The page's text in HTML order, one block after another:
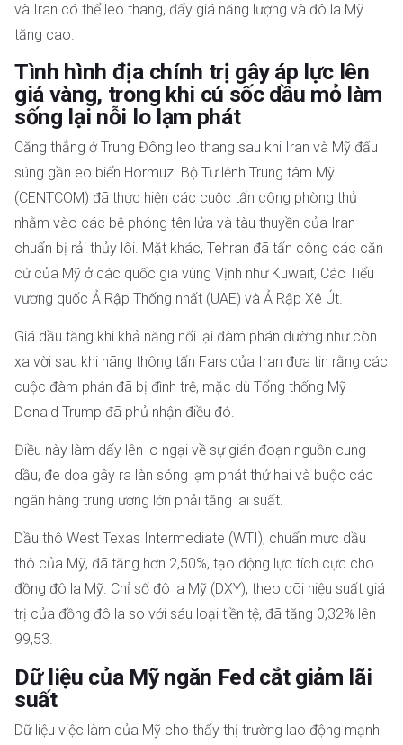
và Iran có thể leo thang, đẩy giá năng lượng và đô la Mỹ
tăng cao.
Tình hình địa chính trị gây áp lực lên
giá vàng, trong khi cú sốc dầu mỏ làm
sống lại nỗi lo lạm phát
Căng thẳng ở Trung Đông leo thang sau khi Iran và Mỹ đấu
súng gần eo biển Hormuz. Bộ Tư lệnh Trung tâm Mỹ
(CENTCOM) đã thực hiện các cuộc tấn công phòng thủ
nhằm vào các bệ phóng tên lửa và tàu thuyền của Iran
chuẩn bị rải thủy lôi. Mặt khác, Tehran đã tấn công các căn
cứ của Mỹ ở các quốc gia vùng Vịnh như Kuwait, Các Tiểu
vương quốc Ả Rập Thống nhất (UAE) và Ả Rập Xê Út.
Giá dầu tăng khi khả năng nối lại đàm phán dường như còn
xa vời sau khi hãng thông tấn Fars của Iran đưa tin rằng các
cuộc đàm phán đã bị đình trệ, mặc dù Tổng thống Mỹ
Donald Trump đã phủ nhận điều đó.
Điều này làm dấy lên lo ngại về sự gián đoạn nguồn cung
dầu, đe dọa gây ra làn sóng lạm phát thứ hai và buộc các
ngân hàng trung ương lớn phải tăng lãi suất.
Dầu thô West Texas Intermediate (WTI), chuẩn mực dầu
thô của Mỹ, đã tăng hơn 2,50%, tạo động lực tích cực cho
đồng đô la Mỹ. Chỉ số đô la Mỹ (DXY), theo dõi hiệu suất giá
trị của đồng đô la so với sáu loại tiền tệ, đã tăng 0,32% lên
99,53.
Dữ liệu của Mỹ ngăn Fed cắt giảm lãi
suất
Dữ liệu việc làm của Mỹ cho thấy thị trường lao động mạnh